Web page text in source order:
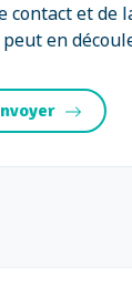
contact et de
en